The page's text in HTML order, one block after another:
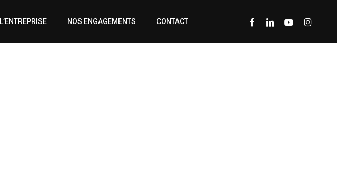
L’ENTREPRISE NOS ENGAGEMENTS CONTACT FACEBOOKLINKEDINYOUTUBE